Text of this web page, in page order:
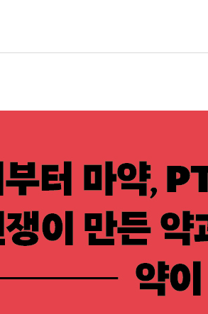
는 왜 비쌌을까 | 향료 전쟁 | 향료 무역
위한 노력 | 신코나 가루 | 퀴닌 | 값싸
울한 ‘독감균’ | 패닉 | 돌연변이를 막
을까?